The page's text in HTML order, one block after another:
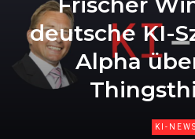
deutsche KI-
Alpha
KI-NEWS